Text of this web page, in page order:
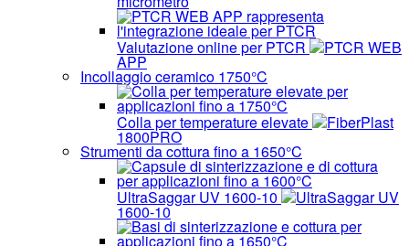
Valutazione online per PTCR PTCR WEB
APP
Incollaggio ceramico 1750°C
Colla per temperature elevate FiberPlast
1800PRO
Strumenti da cottura fino a 1650°C
UltraSaggar UV 1600-10 UltraSaggar UV
1600-10